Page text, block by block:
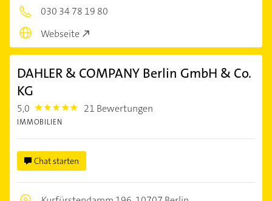
030 34 78 19 80
Webseite
DAHLER & COMPANY Berlin GmbH & Co.
KG
5,0 5.0 21 Bewertungen
IMMOBILIEN
Chat starten